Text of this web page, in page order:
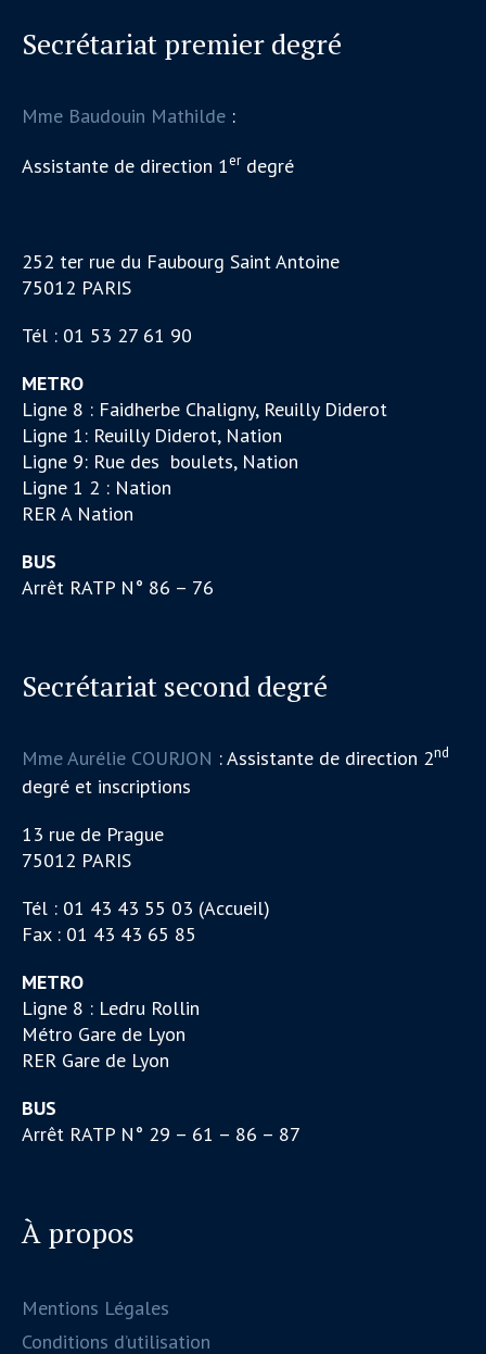
Secrétariat premier degré
Mme Baudouin Mathilde :
Assistante de direction 1erdegré
252 ter rue du Faubourg Saint Antoine
75012 PARIS
Tél : 01 53 27 61 90
METRO
Ligne 8 : Faidherbe Chaligny, Reuilly Diderot
Ligne 1: Reuilly Diderot, Nation
Ligne 9: Rue des boulets, Nation
Ligne 1 2 : Nation
RER A Nation
BUS
Arrêt RATP N° 86 – 76
Secrétariat second degré
Mme Aurélie COURJON : Assistante de direction 2nd
degré et inscriptions
13 rue de Prague
75012 PARIS
Tél : 01 43 43 55 03 (Accueil)
Fax : 01 43 43 65 85
METRO
Ligne 8 : Ledru Rollin
Métro Gare de Lyon
RER Gare de Lyon
BUS
Arrêt RATP N° 29 – 61 – 86 – 87
À propos
Mentions Légales
Conditions d’utilisation